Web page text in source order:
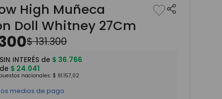
High Muñeca
Doll Whitney 27Cm
$131.300
INTERÉS de $ 36.766
$ 24.041
nacionales: $ 91.157,02
medios de pago